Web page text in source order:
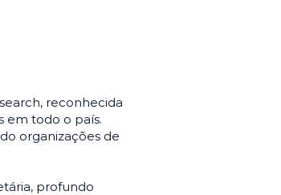
reconhecida
em todo o país.
organizações de
profundo